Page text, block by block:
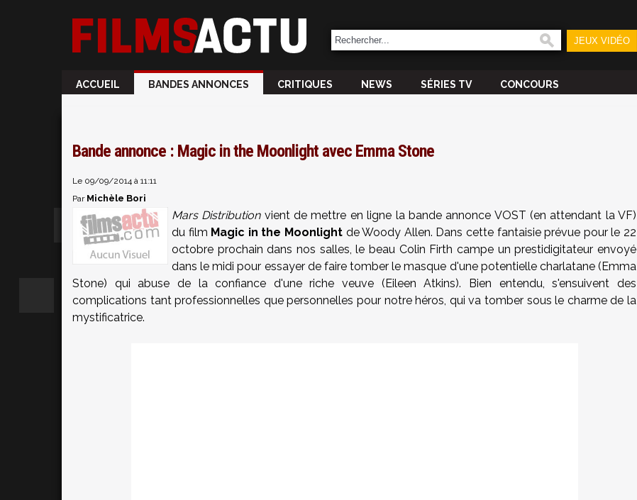
JEUX VIDÉO
ACCUEIL BANDES ANNONCES CRITIQUES NEWS SÉRIES TV CONCOURS
Bande annonce : Magic in the Moonlight avec Emma Stone
Le 09/09/2014 à 11:11
Par Michèle Bori
Mars Distributionvient de mettre en ligne la bande annonce VOST (en attendant la VF)
du film Magic in the Moonlight de Woody Allen. Dans cette fantaisie prévue pour le 22
octobre prochain dans nos salles, le beau Colin Firth campe un prestidigitateur envoyé
dans le midi pour essayer de faire tomber le masque d'une potentielle charlatane (Emma
Stone) qui abuse de la confiance d'une riche veuve (Eileen Atkins). Bien entendu, s'ensuivent des
complications tant professionnelles que personnelles pour notre héros, qui va tomber sous le charme de la
mystificatrice.